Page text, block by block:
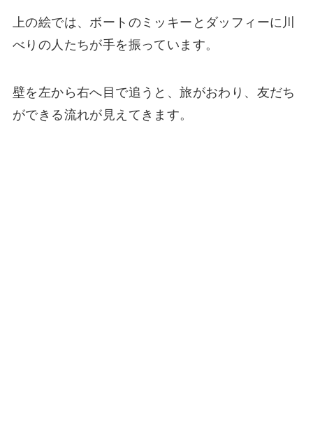
上の絵では、ボートのミッキーとダッフィーに川
べりの人たちが手を振っています。
壁を左から右へ目で追うと、旅がおわり、友だち
ができる流れが見えてきます。